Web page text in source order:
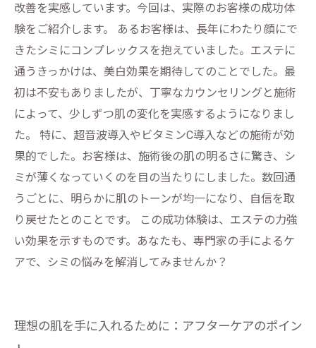
改善を実感しています。今回は、実際のお客様の成功体
験をご紹介します。 あるお客様は、長年にわたり顔にで
きたシミにコンプレックスを抱えていました。エステに
通うきっかけは、美白効果を期待してのことでした。最
初は不安もありましたが、丁寧なカウンセリングと施術
によって、少しずつ肌の変化を実感するようになりまし
た。 特に、超音波導入やビタミンC導入などの施術が効
果的でした。お客様は、施術後の肌の明るさに驚き、シ
ミが薄くなっていくのを目の当たりにしました。数回通
うごとに、明らかに肌のトーンが均一になり、自信を取
り戻せたとのことです。 この成功体験は、エステの力強
い効果を示すものです。あなたも、専門家の手によるケ
アで、シミの悩みを解消してみませんか？
理想の肌を手に入れるために：アフターケアのポイン